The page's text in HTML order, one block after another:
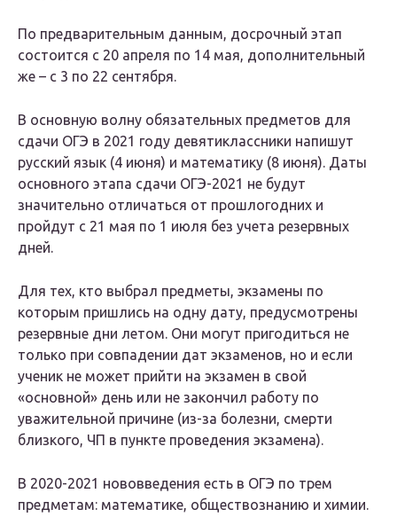
По предварительным данным, досрочный этап
состоится с 20 апреля по 14 мая, дополнительный
же – с 3 по 22 сентября.
В основную волну обязательных предметов для
сдачи ОГЭ в 2021 году девятиклассники напишут
русский язык (4 июня) и математику (8 июня). Даты
основного этапа сдачи ОГЭ-2021 не будут
значительно отличаться от прошлогодних и
пройдут с 21 мая по 1 июля без учета резервных
дней.
Для тех, кто выбрал предметы, экзамены по
которым пришлись на одну дату, предусмотрены
резервные дни летом. Они могут пригодиться не
только при совпадении дат экзаменов, но и если
ученик не может прийти на экзамен в свой
«основной» день или не закончил работу по
уважительной причине (из-за болезни, смерти
близкого, ЧП в пункте проведения экзамена).
В 2020-2021 нововведения есть в ОГЭ по трем
предметам: математике, обществознанию и химии.